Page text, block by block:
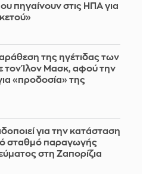
πηγαίνουν στις ΗΠΑ για
της ηγέτιδας των
τον Ίλον Μασκ, αφού την
«προδοσία» της
για την κατάσταση
σταθμό παραγωγής
στη Ζαπορίζια